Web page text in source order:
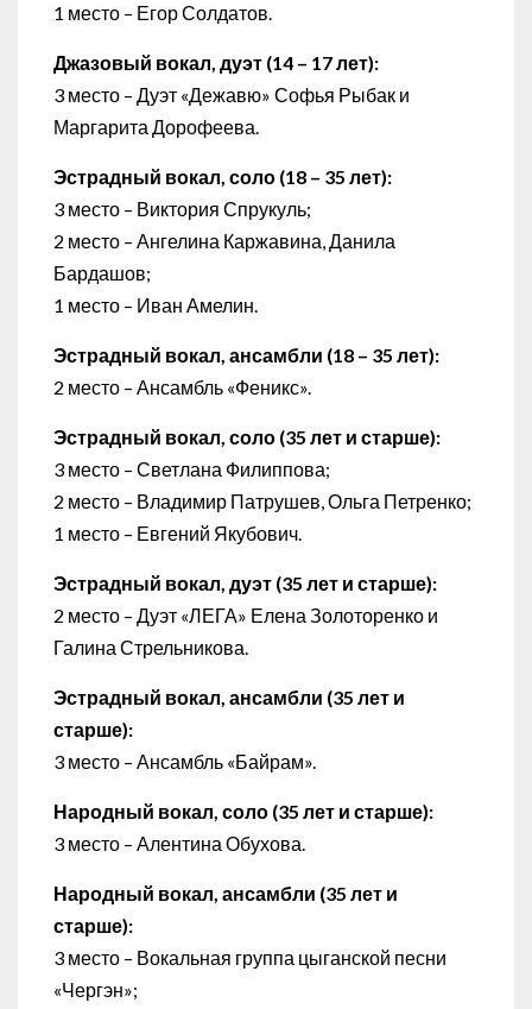
1 место – Егор Солдатов.
Джазовый вокал, дуэт (14 – 17 лет):
3 место – Дуэт «Дежавю» Софья Рыбак и
Маргарита Дорофеева.
Эстрадный вокал, соло (18 – 35 лет):
3 место – Виктория Спрукуль;
2 место – Ангелина Каржавина, Данила
Бардашов;
1 место – Иван Амелин.
Эстрадный вокал, ансамбли (18 – 35 лет):
2 место – Ансамбль «Феникс».
Эстрадный вокал, соло (35 лет и старше):
3 место – Светлана Филиппова;
2 место – Владимир Патрушев, Ольга Петренко;
1 место – Евгений Якубович.
Эстрадный вокал, дуэт (35 лет и старше):
2 место – Дуэт «ЛЕГА» Елена Золоторенко и
Галина Стрельникова.
Эстрадный вокал, ансамбли (35 лет и
старше):
3 место – Ансамбль «Байрам».
Народный вокал, соло (35 лет и старше):
3 место – Алентина Обухова.
Народный вокал, ансамбли (35 лет и
старше):
3 место – Вокальная группа цыганской песни
«Чергэн»;